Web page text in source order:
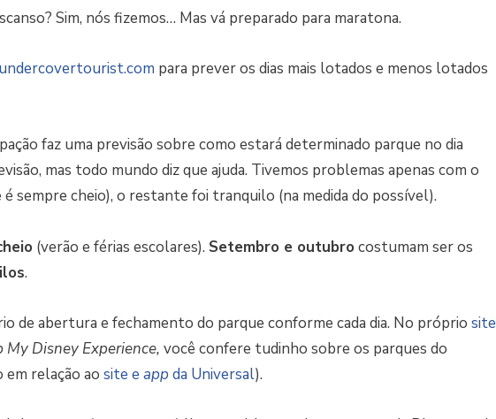
Sim, nós fizemos… Mas vá preparado para maratona.
undercovertourist.com para prever os dias mais lotados e menos lotados
faz uma previsão sobre como estará determinado parque no dia
mas todo mundo diz que ajuda. Tivemos problemas apenas com o
é sempre cheio), o restante foi tranquilo (na medida do possível).
(verão e férias escolares). Setembro e outubro costumam ser os
.
de abertura e fechamento do parque conforme cada dia. No próprio site
My Disney Experience, você confere tudinho sobre os parques do
relação ao site e appda Universal).